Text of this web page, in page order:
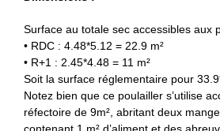
Surface au totale sec accessibles aux
• RDC : 4.48*5.12 = 22.9 m²
• R+1 : 2.45*4.48 = 11 m²
Soit la surface réglementaire pour
Notez bien que ce poulailler s’utilise
réfectoire de 9m², abritant deux
contenant 1 m² d’aliment et des